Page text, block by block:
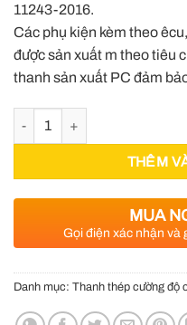
11243-2016.
Các phụ kiện kèm theo
được sản xuất m theo tiêu
thanh sản xuất PC đảm
THÊM
MUA
Gọi điện xác nhận và
Danh mục: Thanh thép cường độ